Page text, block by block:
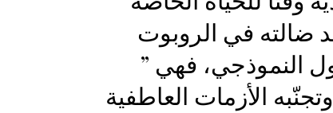
ضالته في الروبوت
النموذجي، فهي ”
الأزمات العاطفية